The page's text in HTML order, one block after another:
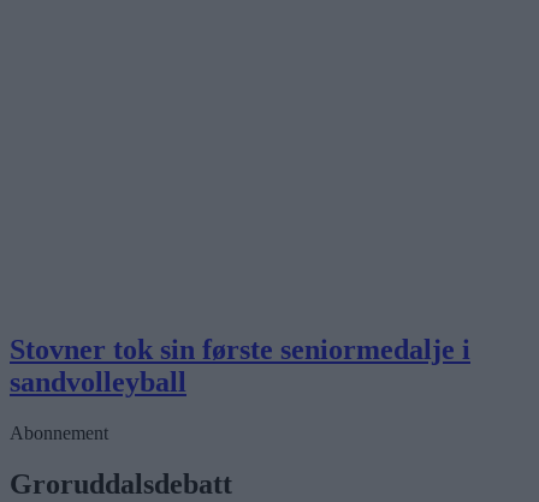
Stovner tok sin første seniormedalje i
sandvolleyball
Abonnement
Groruddalsdebatt